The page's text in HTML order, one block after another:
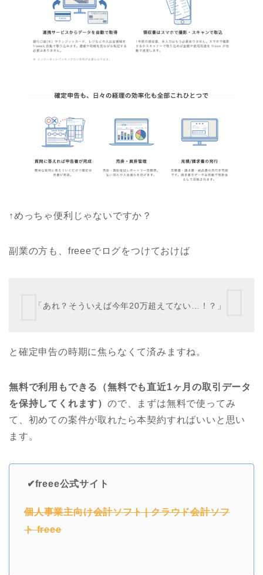
↑めっちゃ便利じゃないですか？
副業の方も、freeeでログをつけておけば
「あれ？そういえば今年20万超えてない…！？」
と確定申告の時期に焦らなくて済みますね。
無料で利用もできる（無料でも直近1ヶ月の取引データ
を保持してくれます） ので、まずは無料で使ってみ
て、初めての案件が取れたら本契約すればいいと思い
ます。
✔︎freee公式サイト
個人事業主向け会計ソフト | クラウド会計ソフ
ト freee